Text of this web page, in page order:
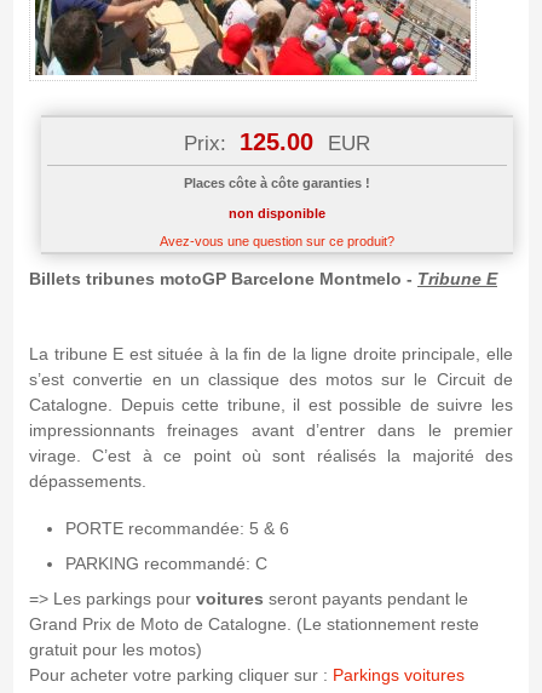
Prix: 125.00 EUR
Places côte à côte garanties !
non disponible
Avez-vous une question sur ce produit?
Billets tribunes motoGP Barcelone Montmelo - Tribune E
La tribune E est située à la fin de la ligne droite principale, elle
s’est convertie en un classique des motos sur le Circuit de
Catalogne. Depuis cette tribune, il est possible de suivre les
impressionnants freinages avant d’entrer dans le premier
virage. C’est à ce point où sont réalisés la majorité des
dépassements.
PORTE recommandée: 5 & 6
PARKING recommandé: C
=> Les parkings pour voitures seront payants pendant le
Grand Prix de Moto de Catalogne. (Le stationnement reste
gratuit pour les motos)
Pour acheter votre parking cliquer sur : Parkings voitures